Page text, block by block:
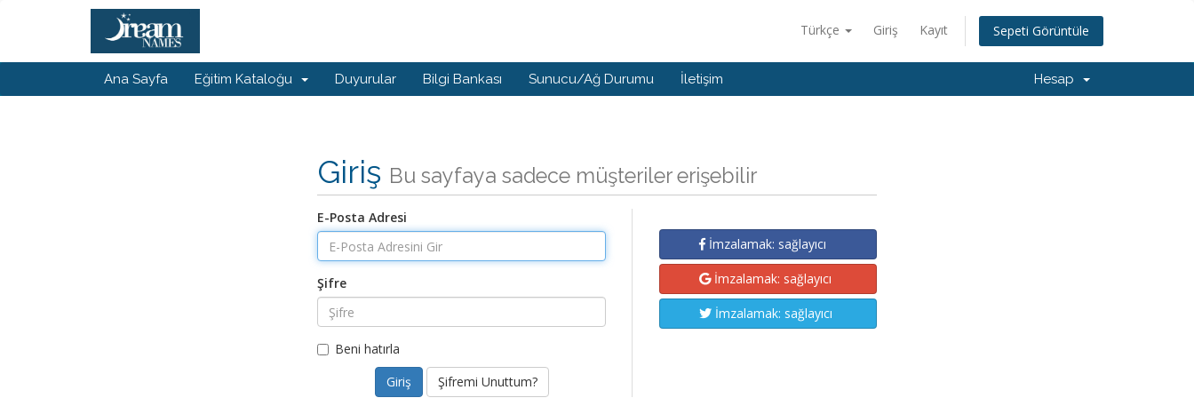
Türkçe Giriş Kayıt Sepeti Görüntüle
Ana Sayfa Eğitim Kataloğu Duyurular Bilgi Bankası Sunucu/Ağ Durumu İletişim Hesap
Giriş Bu sayfaya sadece müşteriler erişebilir
E-Posta Adresi
Şifre
Beni hatırla
Şifremi Unuttum?
İmzalamak: sağlayıcı
İmzalamak: sağlayıcı
İmzalamak: sağlayıcı